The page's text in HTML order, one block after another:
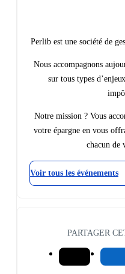
Perlib est une société de
Nous accompagnons
sur tous types
Notre mission ? Vous
votre épargne en vous
chacun de
Voir tous les événements
PARTAGER